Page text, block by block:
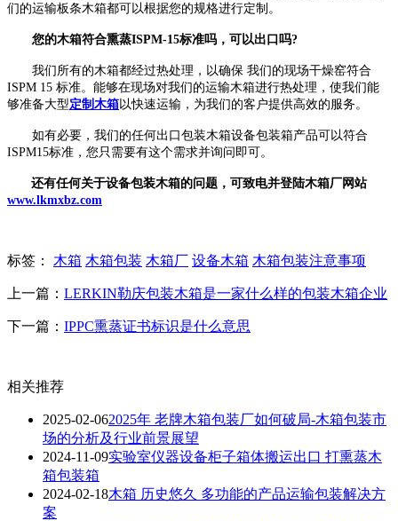
们的运输板条木箱都可以根据您的规格进行定制。
您的木箱符合熏蒸ISPM-15标准吗，可以出口吗?
我们所有的木箱都经过热处理，以确保 我们的现场干燥窑符合
ISPM 15 标准。能够在现场对我们的运输木箱进行热处理，使我们能
够准备大型定制木箱以快速运输，为我们的客户提供高效的服务。
如有必要，我们的任何出口包装木箱设备包装箱产品可以符合
ISPM15标准，您只需要有这个需求并询问即可。
还有任何关于设备包装木箱的问题，可致电并登陆木箱厂网站
www.lkmxbz.com
标签： 木箱 木箱包装 木箱厂 设备木箱 木箱包装注意事项
上一篇： LERKIN勒庆包装木箱是一家什么样的包装木箱企业
下一篇： IPPC熏蒸证书标识是什么意思
相关推荐
2025-02-062025年 老牌木箱包装厂如何破局-木箱包装市
场的分析及行业前景展望
2024-11-09实验室仪器设备柜子箱体搬运出口 打熏蒸木
箱包装箱
2024-02-18木箱 历史悠久 多功能的产品运输包装解决方
案